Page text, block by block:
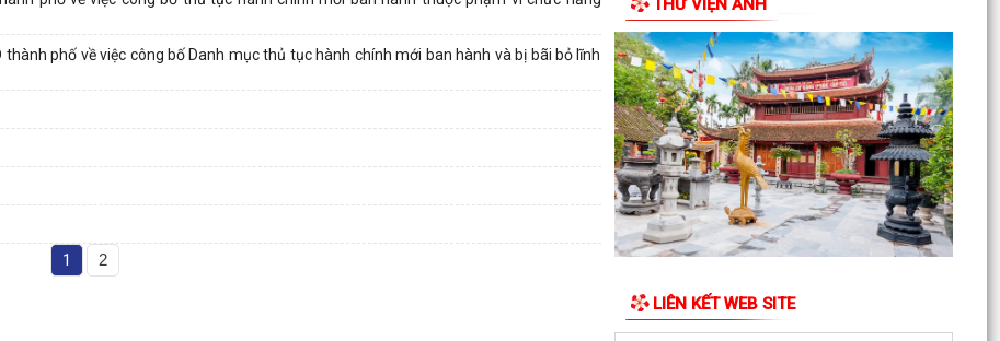
phố về việc công bố Danh mục thủ tục hành chính mới ban hành và bị bãi bỏ lĩnh
1 2
CHÍNH SÁCH THUẾ ĐỐI VỚI HỘ KINH DOANH
XỬ PHẠT HÀNH CHÍNH TRONG LĨNH VỰC LƯU
TRỮ
5 điều hộ kinh doanh có doanh thu dưới 1 tỷ
đồng cần lưu ý theo quy định mới
Thông báo về việc nâng lương trước hạn đối với
cán bộ
OLYMPIC VÌ SỨC KHỎE TOÀN DÂN NĂM 2026
THƯ VIỆN ẢNH
LIÊN KẾT WEB SITE